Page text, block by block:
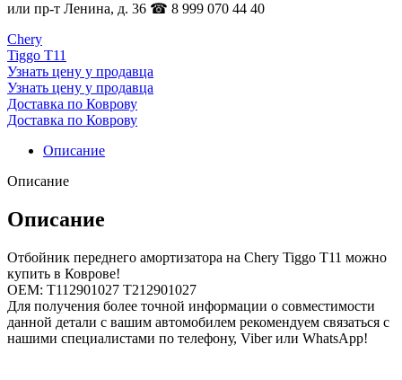
или пр-т Ленина, д. 36 ☎ 8 999 070 44 40
Chery
Tiggo T11
Узнать цену у продавца
Узнать цену у продавца
Доставка по Коврову
Доставка по Коврову
Описание
Описание
Описание
Отбойник переднего амортизатора на Chery Tiggo T11 можно
купить в Коврове!
OEM: T112901027 T212901027
Для получения более точной информации о совместимости
данной детали с вашим автомобилем рекомендуем связаться с
нашими специалистами по телефону, Viber или WhatsApp!